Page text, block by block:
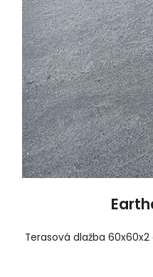
Terasová dlažba